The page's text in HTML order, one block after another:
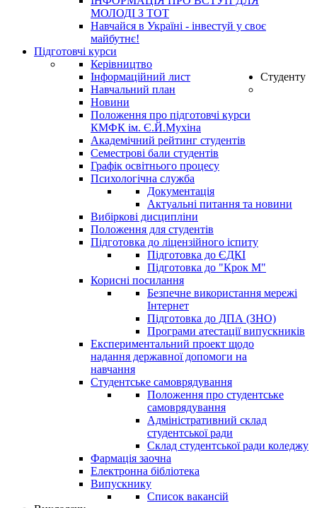
МОЛОДІ З ТОТ
Навчайся в Україні - інвестуй у своє
майбутнє!
Підготовчі курси
Керівництво
Інформаційний лист
Навчальний план
Новини
Положення про підготовчі курси
КМФК ім. Є.Й.Мухіна
Студенту
Академічний рейтинг студентів
Семестрові бали студентів
Графік освітнього процесу
Психологічна служба
Документація
Актуальні питання та новини
Вибіркові дисципліни
Положення для студентів
Підготовка до ліцензійного іспиту
Підготовка до ЄДКІ
Підготовка до "Крок М"
Корисні посилання
Безпечне використання мережі
Інтернет
Підготовка до ДПА (ЗНО)
Програми атестації випускників
Експериментальний проект щодо
надання державної допомоги на
навчання
Студентське самоврядування
Положення про студентське
самоврядування
Адміністративний склад
студентської ради
Склад студентської ради коледжу
Фармація заочна
Електронна бібліотека
Випускнику
Список вакансій